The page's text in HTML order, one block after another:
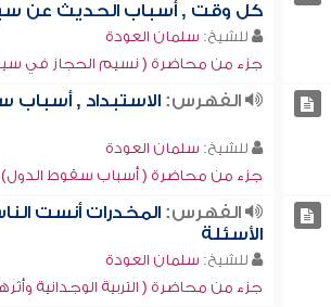
كل وقت , أسباب الحديث عن
للشيخ: سلمان العودة
جزء من محاضرة ( نسيم الحجاز في سيرة
الفهرس: الاستبداد , أسباب
للشيخ: سلمان العودة
جزء من محاضرة ( أسباب سقوط الدول)
الفهرس: المخدرات أنست
الأسئلة
للشيخ: سلمان العودة
جزء من محاضرة ( التربية الوجدانية